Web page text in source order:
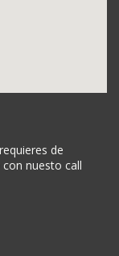
de
nuesto call